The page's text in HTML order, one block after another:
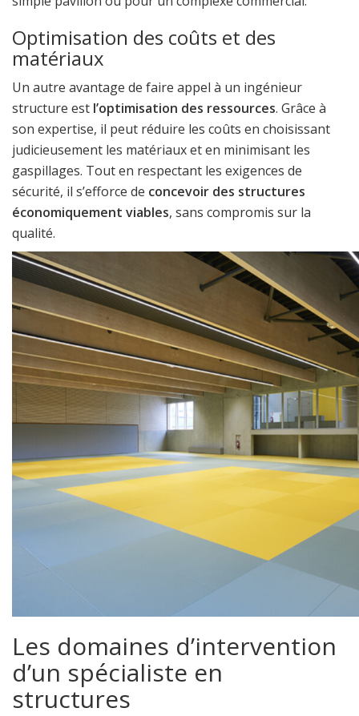
Optimisation des coûts et des
matériaux
Un autre avantage de faire appel à un ingénieur
structure est l’optimisation des ressources. Grâce à
son expertise, il peut réduire les coûts en choisissant
judicieusement les matériaux et en minimisant les
gaspillages. Tout en respectant les exigences de
sécurité, il s’efforce de concevoir des structures
économiquement viables, sans compromis sur la
qualité.
Les domaines d’intervention
d’un spécialiste en
structures